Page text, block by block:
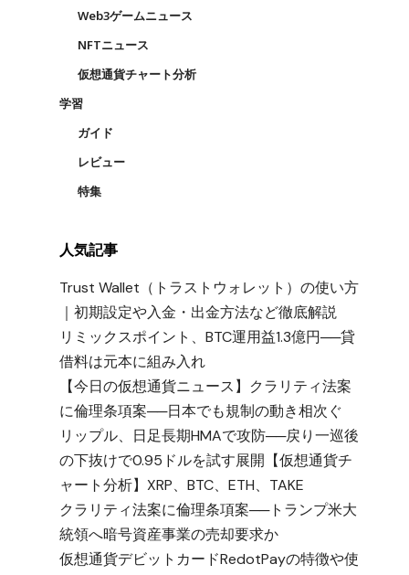
Web3ゲームニュース
NFTニュース
仮想通貨チャート分析
学習
ガイド
レビュー
特集
人気記事
Trust Wallet（トラストウォレット）の使い方
｜初期設定や入金・出金方法など徹底解説
リミックスポイント、BTC運用益1.3億円──貸
借料は元本に組み入れ
【今日の仮想通貨ニュース】クラリティ法案
に倫理条項案──日本でも規制の動き相次ぐ
リップル、日足長期HMAで攻防──戻り一巡後
の下抜けで0.95ドルを試す展開【仮想通貨チ
ャート分析】XRP、BTC、ETH、TAKE
クラリティ法案に倫理条項案──トランプ米大
統領へ暗号資産事業の売却要求か
仮想通貨デビットカードRedotPayの特徴や使